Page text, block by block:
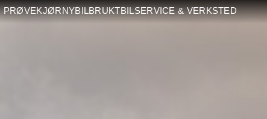
PRØVEKJØRNYBILBRUKTBILSERVICE & VERKSTED